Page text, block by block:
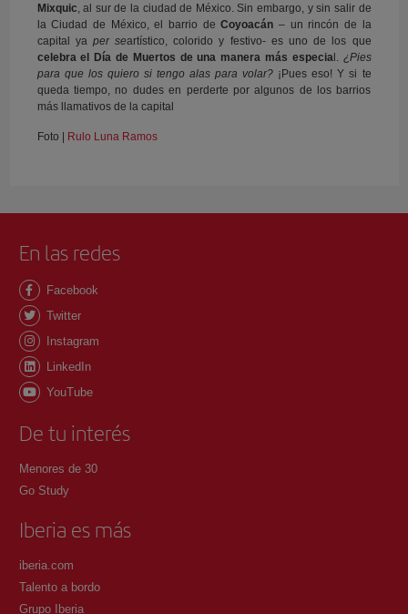
Mixquic, al sur de la ciudad de México. Sin embargo, y sin salir de
la Ciudad de México, el barrio deCoyoacán – un rincón de la
capital ya per seartístico, colorido y festivo- es uno de los que
celebra el Día de Muertos de una manera más especial. ¿Pies
para que los quiero si tengo alas para volar? ¡Pues eso! Y si te
queda tiempo, no dudes en perderte por algunos de los barrios
más llamativos de la capital
Foto | Rulo Luna Ramos
En las redes
Facebook
Twitter
Instagram
LinkedIn
YouTube
De tu interés
Menores de 30
Go Study
Iberia es más
iberia.com
Talento a bordo
Grupo Iberia